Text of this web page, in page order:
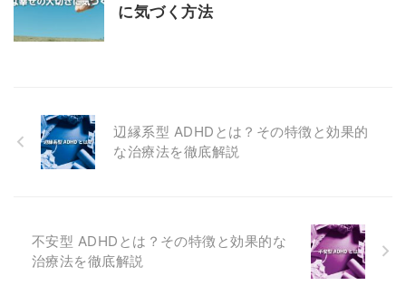
に気づく方法
辺縁系型 ADHDとは？その特徴と効果的
な治療法を徹底解説
不安型 ADHDとは？その特徴と効果的な
治療法を徹底解説